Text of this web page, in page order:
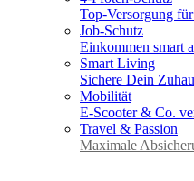
Top-Versorgung
Job-Schutz
Einkommen smart
Smart Living
Sichere Dein
Mobilität
E-Scooter & Co.
Travel & Passion
Maximale